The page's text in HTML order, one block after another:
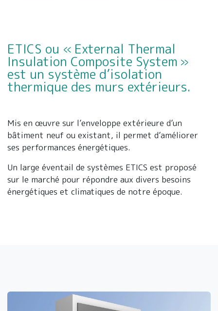
ETICS ou « External Thermal
Insulation Composite System »
est un système d’isolation
thermique des murs extérieurs.
Mis en œuvre sur l’enveloppe extérieure d’un
bâtiment neuf ou existant, il permet d’améliorer
ses performances énergétiques.
Un large éventail de systèmes ETICS est proposé
sur le marché pour répondre aux divers besoins
énergétiques et climatiques de notre époque.